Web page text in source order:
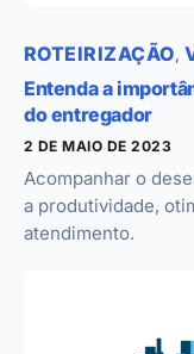
ROTEIRIZAÇÃO,
Entenda a
do entregador
2 DE MAIO DE 2023
Acompanhar o
a produtividade,
atendimento.